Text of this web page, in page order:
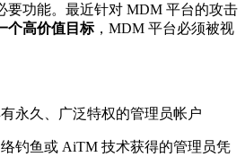
要功能。最近针对 MDM 平台的攻击
个高价值目标，MDM 平台必须被视
有永久、广泛特权的管理员帐户
络钓鱼或 AiTM 技术获得的管理员凭